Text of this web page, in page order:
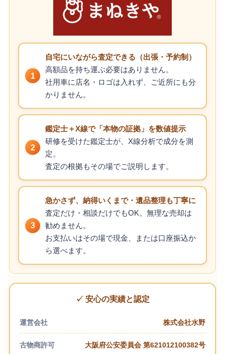
1
自宅にいながら査定できる（出張・予約制）
高額品を持ち運ぶ必要はありません。
社用車に店名・ロゴは入れず、ご近所にも分
かりません。
2
鑑定士＋X線で「本物の証拠」を数値提示
研修を受けた鑑定士が、X線分析で成分を測
定。
査定の根拠もその場でご説明します。
3
急かさず、納得いくまで・遺品整理も丁寧に
査定だけ・相談だけでもOK。無理な売却は
勧めません。
お支払いはその場で現金、または口座振込か
ら選べます。
✓ 安心の実績と認定
運営会社 株式会社水野
古物商許可 大阪府公安委員会 第621012100382号